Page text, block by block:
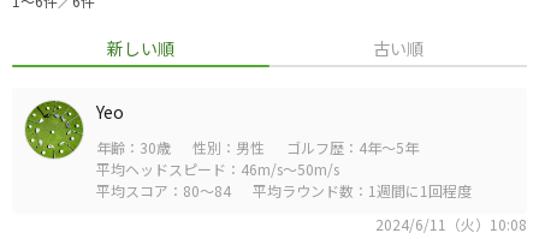
新しい順 古い順
Yeo
年齢：30歳 性別：男性
ゴルフ歴：4年～5年
平均ヘッドスピード：46m/s～50m/s
平均スコア：80～84
平均ラウンド数：1週間に1回程度
2024/6/11（火）10:08